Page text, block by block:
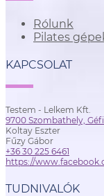
Rólunk
Pilates
KAPCSOLAT
Testem - Lelkem Kft.
9700 Szombathely,
Koltay Eszter
Fűzy Gábor
+36 30 225 6461
https://
TUDNIVALÓK